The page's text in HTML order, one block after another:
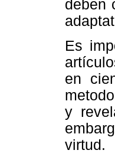
deben
Es
en
y
virtud.